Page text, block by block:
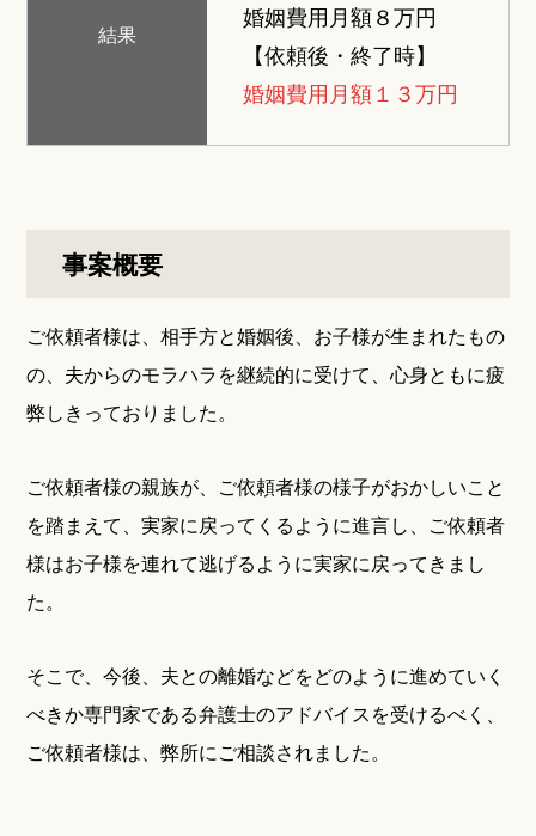
結果
婚姻費用月額８万円
【依頼後・終了時】
婚姻費用月額１３万円
事案概要
ご依頼者様は、相手方と婚姻後、お子様が生まれたもの
の、夫からのモラハラを継続的に受けて、心身ともに疲
弊しきっておりました。
ご依頼者様の親族が、ご依頼者様の様子がおかしいこと
を踏まえて、実家に戻ってくるように進言し、ご依頼者
様はお子様を連れて逃げるように実家に戻ってきまし
た。
そこで、今後、夫との離婚などをどのように進めていく
べきか専門家である弁護士のアドバイスを受けるべく、
ご依頼者様は、弊所にご相談されました。